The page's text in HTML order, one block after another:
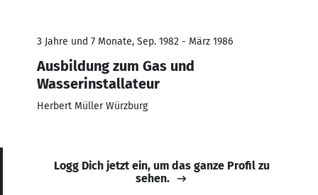
3 Jahre und 7 Monate, Sep. 1982 - März 1986
Ausbildung zum Gas und
Wasserinstallateur
Herbert Müller Würzburg
Logg Dich jetzt ein, um das ganze Profil zu
sehen.